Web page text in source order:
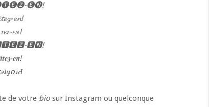
🅔🅝!
𝓮𝓷!
ᴇɴ!
🅴🅽!
𝖊𝖓!
de votre bio sur Instagram ou quelconque